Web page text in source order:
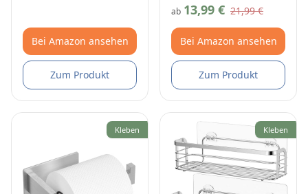
Bei Amazon ansehen
Zum Produkt
ab 13,99 € 21,99 €
Bei Amazon ansehen
Zum Produkt
Kleben Kleben